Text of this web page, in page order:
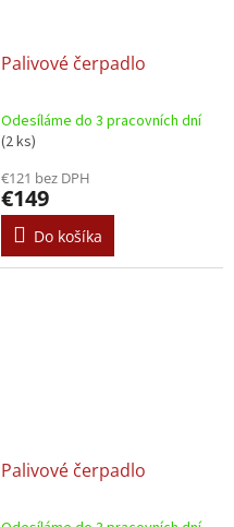
Palivové čerpadlo
Odesíláme do 3 pracovních dní
(2 ks)
€121 bez DPH
€149
Do košíka
Palivové čerpadlo